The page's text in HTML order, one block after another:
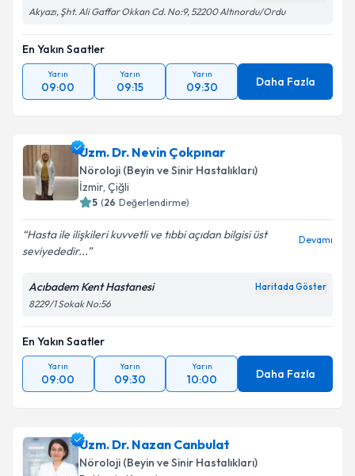
Akyazı, Şht. Ali Gaffar Okkan Cd. No:9, 52200 Altınordu/Ordu
En Yakın Saatler
Yarın
09:00
Yarın
09:15
Yarın
09:30 Daha Fazla
Uzm. Dr. Nevin Çokpınar
Nöroloji (Beyin ve Sinir Hastalıkları)
İzmir, Çiğli
5 (26 Değerlendirme)
Hasta ile ilişkileri kuvvetli ve tıbbi açıdan bilgisi üst
seviyededir...
Devamı
Acıbadem Kent Hastanesi Haritada Göster
8229/1 Sokak No:56
En Yakın Saatler
Yarın
09:00
Yarın
09:30
Yarın
10:00 Daha Fazla
Uzm. Dr. Nazan Canbulat
Nöroloji (Beyin ve Sinir Hastalıkları)